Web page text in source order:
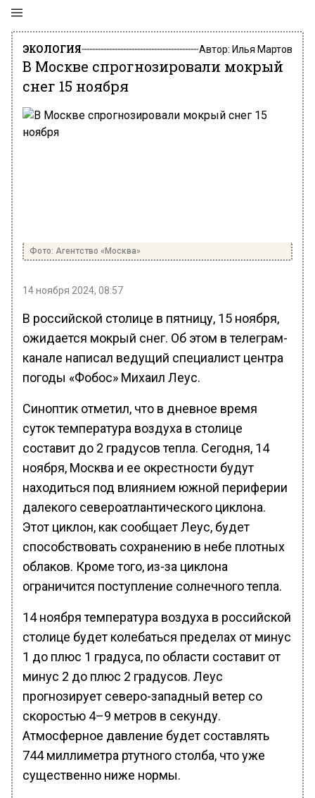
ЭКОЛОГИЯ Автор: Илья Мартов
В Москве спрогнозировали мокрый
снег 15 ноября
Фото: Агентство «Москва»
14 ноября 2024, 08:57
В российской столице в пятницу, 15 ноября,
ожидается мокрый снег. Об этом в телеграм-
канале написал ведущий специалист центра
погоды «Фобос» Михаил Леус.
Синоптик отметил, что в дневное время
суток температура воздуха в столице
составит до 2 градусов тепла. Сегодня, 14
ноября, Москва и ее окрестности будут
находиться под влиянием южной периферии
далекого североатлантического циклона.
Этот циклон, как сообщает Леус, будет
способствовать сохранению в небе плотных
облаков. Кроме того, из-за циклона
ограничится поступление солнечного тепла.
14 ноября температура воздуха в российской
столице будет колебаться пределах от минус
1 до плюс 1 градуса, по области составит от
минус 2 до плюс 2 градусов. Леус
прогнозирует северо-западный ветер со
скоростью 4–9 метров в секунду.
Атмосферное давление будет составлять
744 миллиметра ртутного столба, что уже
существенно ниже нормы.